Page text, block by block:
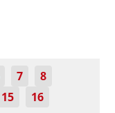
7
8
15
16